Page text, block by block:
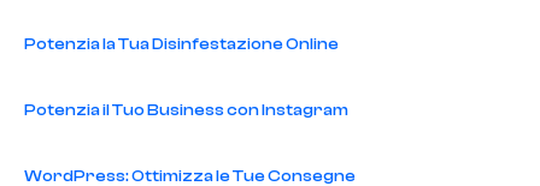
Potenzia la Tua Disinfestazione Online
Potenzia il Tuo Business con Instagram
WordPress: Ottimizza le Tue Consegne